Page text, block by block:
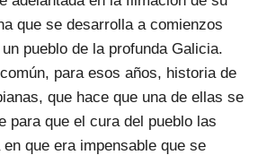
que se desarrolla a comienzos
pueblo de la profunda Galicia.
para esos años, historia de
que hace que una de ellas se
para que el cura del pueblo las
que era impensable que se